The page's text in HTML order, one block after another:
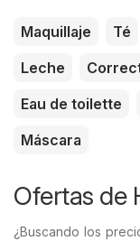
Maquillaje Té
Leche
Eau de toilette
Máscara
Ofertas de
¿Buscando los